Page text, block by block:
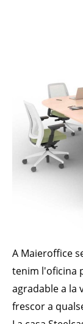
A Maieroffice
tenim l'oficina
agradable a la
frescor a